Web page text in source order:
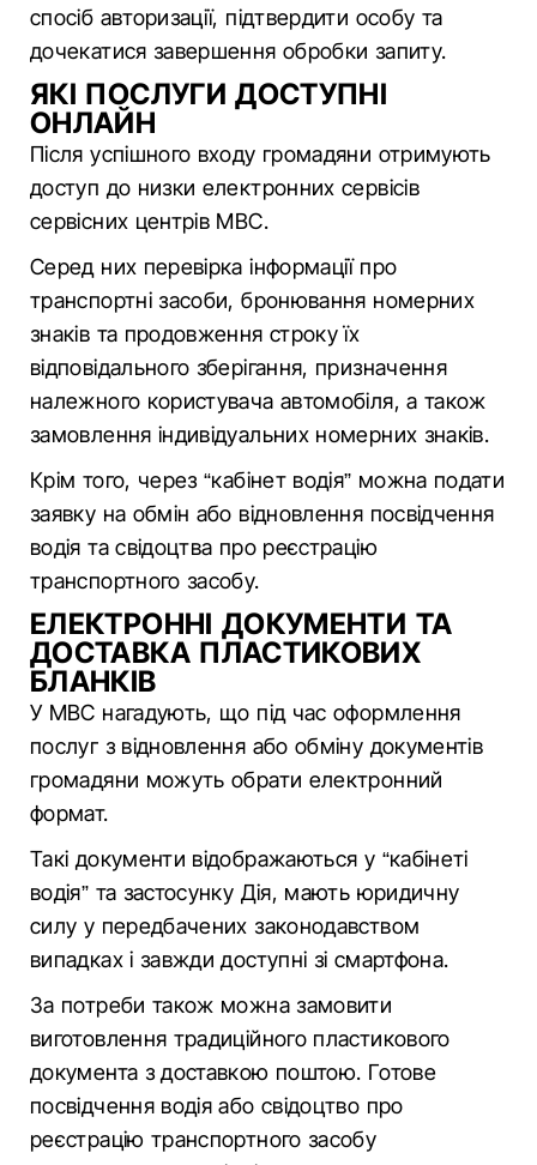
спосіб авторизації, підтвердити особу та
дочекатися завершення обробки запиту.
ЯКІ ПОСЛУГИ ДОСТУПНІ
ОНЛАЙН
Після успішного входу громадяни отримують
доступ до низки електронних сервісів
сервісних центрів МВС.
Серед них перевірка інформації про
транспортні засоби, бронювання номерних
знаків та продовження строку їх
відповідального зберігання, призначення
належного користувача автомобіля, а також
замовлення індивідуальних номерних знаків.
Крім того, через “кабінет водія” можна подати
заявку на обмін або відновлення посвідчення
водія та свідоцтва про реєстрацію
транспортного засобу.
ЕЛЕКТРОННІ ДОКУМЕНТИ ТА
ДОСТАВКА ПЛАСТИКОВИХ
БЛАНКІВ
У МВС нагадують, що під час оформлення
послуг з відновлення або обміну документів
громадяни можуть обрати електронний
формат.
Такі документи відображаються у “кабінеті
водія” та застосунку Дія, мають юридичну
силу у передбачених законодавством
випадках і завжди доступні зі смартфона.
За потреби також можна замовити
виготовлення традиційного пластикового
документа з доставкою поштою. Готове
посвідчення водія або свідоцтво про
реєстрацію транспортного засобу